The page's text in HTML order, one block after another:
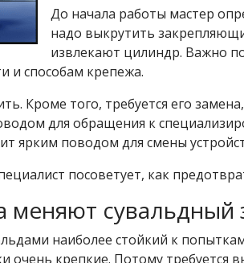
До начала работы мастер
надо выкрутить
извлекают цилиндр. Важно
и способам крепежа.
Кроме того, требуется его
для обращения к
ярким поводом для смены
посоветует, как
меняют сувальдный
наиболее стойкий к
крепкие. Потому требуется